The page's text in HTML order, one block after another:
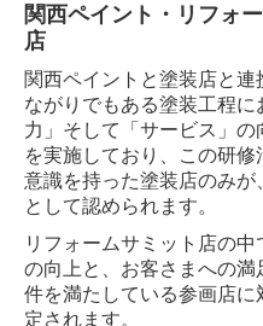
中途採用
プライバシーポリシー
関西ペイント・リフォ
店
関西ペイントと塗装店と
ながりでもある塗装工程
力」そして「サービス」
を実施しており、この研
意識を持った塗装店のみが
として認められます。
リフォームサミット店の
の向上と、お客さまへの
件を満たしている参画店
定されます。